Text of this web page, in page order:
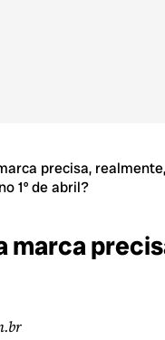
precisa, realmente,
1º de abril?
marca